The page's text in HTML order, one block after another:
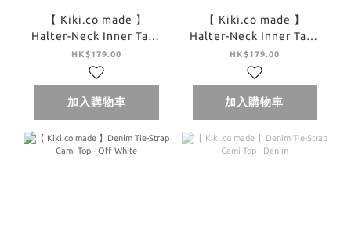
【 Kiki.co made 】
Halter-Neck Inner Tank
Top - Yellow
HK$179.00
加入購物車
【 Kiki.co made 】
Halter-Neck Inner Tank
Top - Brown
HK$179.00
加入購物車